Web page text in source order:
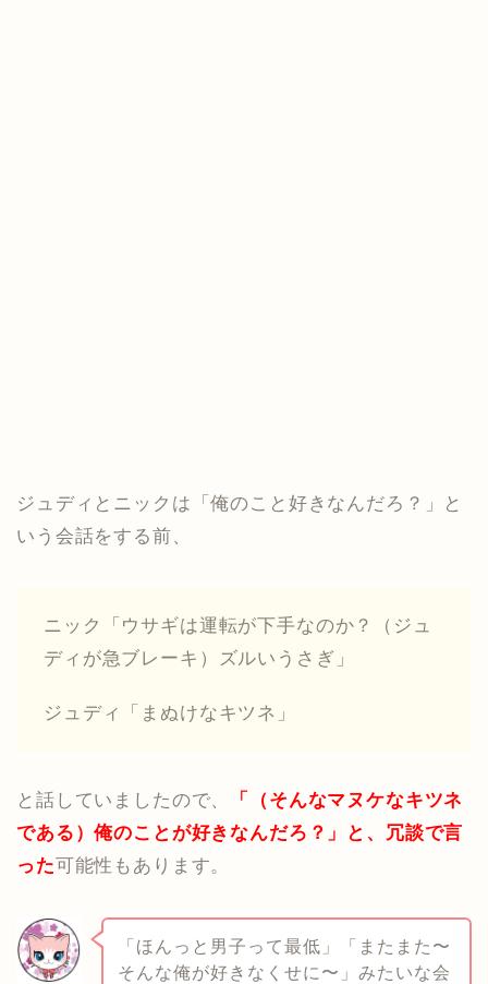
ジュディとニックは「俺のこと好きなんだろ？」と
いう会話をする前、
ニック「ウサギは運転が下手なのか？（ジュ
ディが急ブレーキ）ズルいうさぎ」
ジュディ「まぬけなキツネ」
と話していましたので、
「（そんなマヌケなキツネ
である）俺のことが好きなんだろ？」と、冗談で言
った 可能性もあります。
「ほんっと男子って最低」「またまた〜
そんな俺が好きなくせに〜」みたいな会